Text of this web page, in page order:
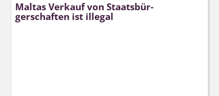
Maltas Verkauf von Staatsbür­
gerschaften ist illegal